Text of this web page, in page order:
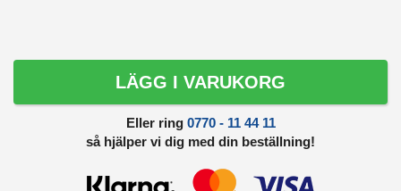
LÄGG I VARUKORG
Eller ring 0770 - 11 44 11
så hjälper vi dig med din beställning!